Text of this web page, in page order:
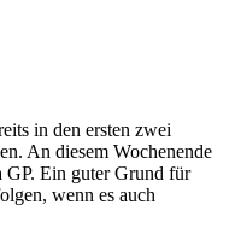
in den ersten zwei
An diesem Wochenende
GP. Ein guter Grund für
wenn es auch